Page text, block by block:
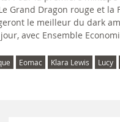
Grand Dragon rouge et
le meilleur du dark
avec Ensemble
Eomac Klara Lewis
Lucy